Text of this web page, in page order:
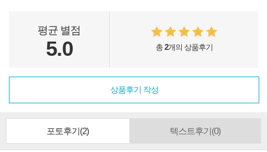
평균 별점
5.0 총 2개의 상품후기
상품후기 작성
포토후기(2) 텍스트후기(0)